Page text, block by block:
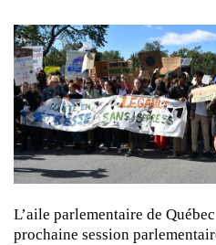
L’aile parlementaire de
prochaine session